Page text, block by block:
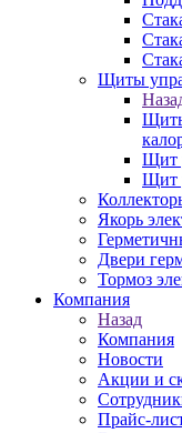
Щиты
Щит
Щит
Якорь
Двери
Тормоз
Компания
Назад
Компания
Новости
Акции и
Прайс-